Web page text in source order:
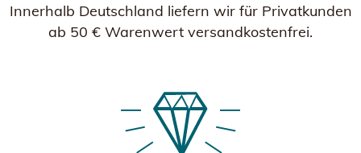
Innerhalb Deutschland liefern wir für Privatkunden
ab 50 € Warenwert versandkostenfrei.